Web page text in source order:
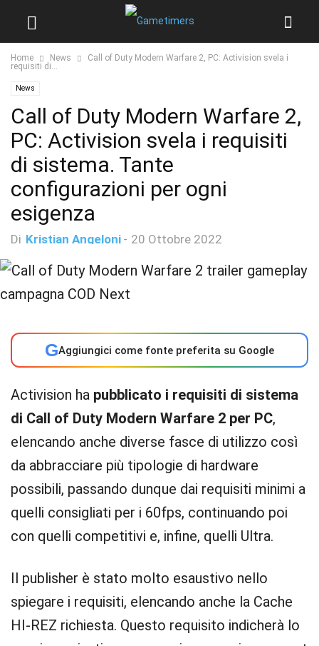
Home News
Call of Duty Modern Warfare 2, PC: Activision svela i
requisiti di...
News
Call of Duty Modern Warfare 2,
PC: Activision svela i requisiti
di sistema. Tante
configurazioni per ogni
esigenza
Di Kristian Angeloni - 20 Ottobre 2022
GAggiungici come fonte preferita su Google
Activision ha pubblicato i requisiti di sistema
di Call of Duty Modern Warfare 2 per PC,
elencando anche diverse fasce di utilizzo così
da abbracciare più tipologie di hardware
possibili, passando dunque dai requisiti minimi a
quelli consigliati per i 60fps, continuando poi
con quelli competitivi e, infine, quelli Ultra.
Il publisher è stato molto esaustivo nello
spiegare i requisiti, elencando anche la Cache
HI-REZ richiesta. Questo requisito indicherà lo